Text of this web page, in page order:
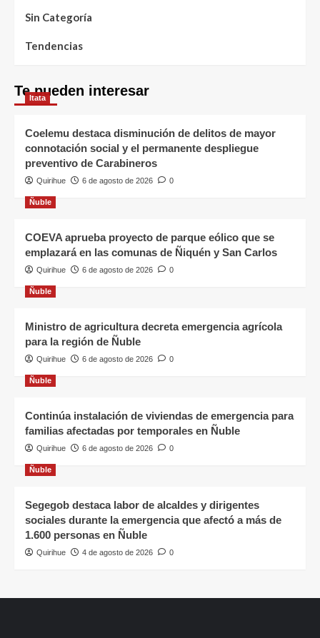
Sin Categoría
Tendencias
Te pueden interesar
Itata
Coelemu destaca disminución de delitos de mayor
connotación social y el permanente despliegue
preventivo de Carabineros
Quirihue 6 de agosto de 2026 0
Ñuble
COEVA aprueba proyecto de parque eólico que se
emplazará en las comunas de Ñiquén y San Carlos
Quirihue 6 de agosto de 2026 0
Ñuble
Ministro de agricultura decreta emergencia agrícola
para la región de Ñuble
Quirihue 6 de agosto de 2026 0
Ñuble
Continúa instalación de viviendas de emergencia para
familias afectadas por temporales en Ñuble
Quirihue 6 de agosto de 2026 0
Ñuble
Segegob destaca labor de alcaldes y dirigentes
sociales durante la emergencia que afectó a más de
1.600 personas en Ñuble
Quirihue 4 de agosto de 2026 0